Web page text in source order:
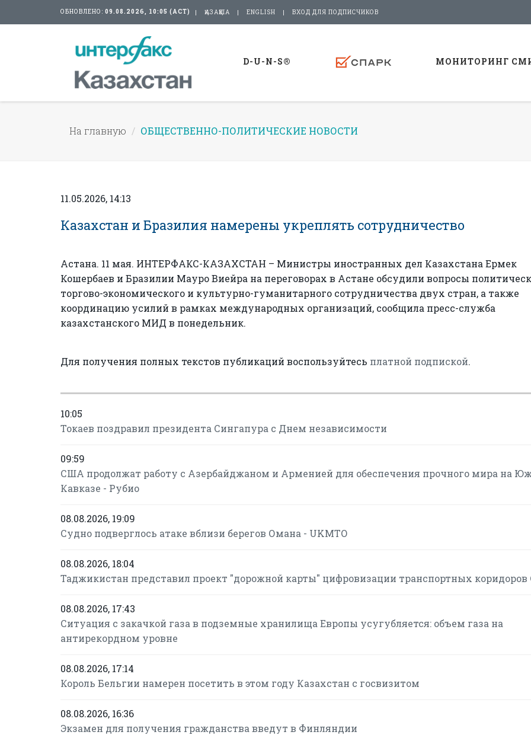
ОБНОВЛЕНО: 09.08.2026, 10:05 (АСТ) ҚАЗАҚША ENGLISH ВХОД ДЛЯ ПОДПИСЧИКОВ
D-U-N-S® МОНИТОРИНГ
На главную ОБЩЕСТВЕННО-ПОЛИТИЧЕСКИЕ НОВОСТИ
11.05.2026, 14:13
Казахстан и Бразилия намерены укреплять сотрудничество
Астана. 11 мая. ИНТЕРФАКС-КАЗАХСТАН – Министры иностранных дел Казахстана Ермек
Кошербаев и Бразилии Мауро Виейра на переговорах в Астане обсудили вопросы
торгово-экономического и культурно-гуманитарного сотрудничества двух стран, а также
координацию усилий в рамках международных организаций, сообщила пресс-служба
казахстанского МИД в понедельник.
Для получения полных текстов публикаций воспользуйтесь платной подпиской.
10:05
Токаев поздравил президента Сингапура с Днем независимости
09:59
США продолжат работу с Азербайджаном и Арменией для обеспечения прочного мира на
Кавказе - Рубио
08.08.2026, 19:09
Судно подверглось атаке вблизи берегов Омана - UKMTO
08.08.2026, 18:04
Таджикистан представил проект "дорожной карты" цифровизации транспортных
08.08.2026, 17:43
Ситуация с закачкой газа в подземные хранилища Европы усугубляется: объем газа на
антирекордном уровне
08.08.2026, 17:14
Король Бельгии намерен посетить в этом году Казахстан с госвизитом
08.08.2026, 16:36
Экзамен для получения гражданства введут в Финляндии